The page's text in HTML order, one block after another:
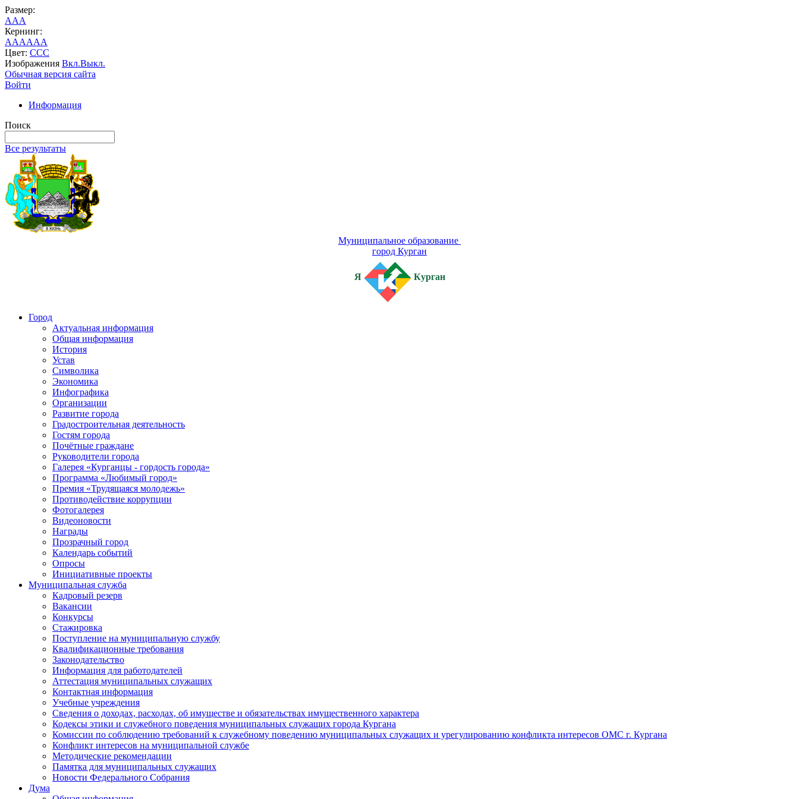
Размер:
AAA
Кернинг:
AAAAAA
Цвет: CCC
Изображения Вкл.Выкл.
Обычная версия сайта
Войти
Информация
Поиск
Все результаты
Муниципальное образование
город Курган
Я Курган
Город
Актуальная информация
Общая информация
История
Устав
Символика
Экономика
Инфографика
Организации
Развитие города
Градостроительная деятельность
Гостям города
Почётные граждане
Руководители города
Галерея «Курганцы - гордость города»
Программа «Любимый город»
Премия «Трудящаяся молодежь»
Противодействие коррупции
Фотогалерея
Видеоновости
Награды
Прозрачный город
Календарь событий
Опросы
Инициативные проекты
Муниципальная служба
Кадровый резерв
Вакансии
Конкурсы
Стажировка
Поступление на муниципальную службу
Квалификационные требования
Законодательство
Информация для работодателей
Аттестация муниципальных служащих
Контактная информация
Учебные учреждения
Сведения о доходах, расходах, об имуществе и обязательствах имущественного характера
Кодексы этики и служебного поведения муниципальных служащих города Кургана
Комиссии по соблюдению требований к служебному поведению муниципальных служащих и урегулированию конфликта интересов ОМС г. Кургана
Конфликт интересов на муниципальной службе
Методические рекомендации
Памятка для муниципальных служащих
Новости Федерального Cобрания
Дума